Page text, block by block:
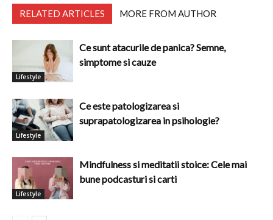
RELATED ARTICLES MORE FROM AUTHOR
Lifestyle
Ce sunt atacurile de panica? Semne,
simptome si cauze
Lifestyle
Ce este patologizarea si
suprapatologizarea in psihologie?
Lifestyle
Mindfulness si meditatii stoice: Cele mai
bune podcasturi si carti